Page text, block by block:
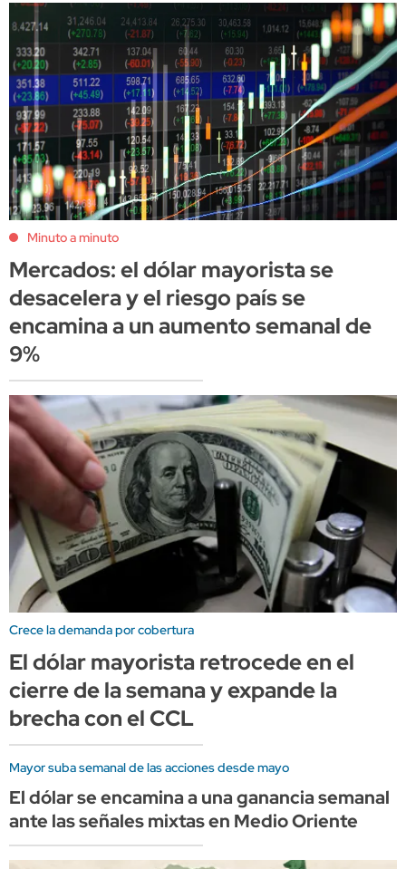
Minuto a minuto
Mercados: el dólar mayorista se
desacelera y el riesgo país se
encamina a un aumento semanal de
9%
Crece la demanda por cobertura
El dólar mayorista retrocede en el
cierre de la semana y expande la
brecha con el CCL
Mayor suba semanal de las acciones desde mayo
El dólar se encamina a una ganancia semanal
ante las señales mixtas en Medio Oriente